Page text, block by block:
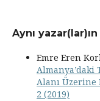
Aynı
Emre Eren
Alanı Üzerine
2 (2019)